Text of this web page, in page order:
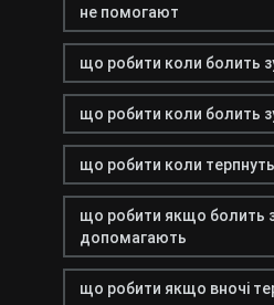
не помогают
що робити коли болить
що робити коли болить
що робити коли терпнуть
що робити якщо болить
допомагають
що робити якщо вночі